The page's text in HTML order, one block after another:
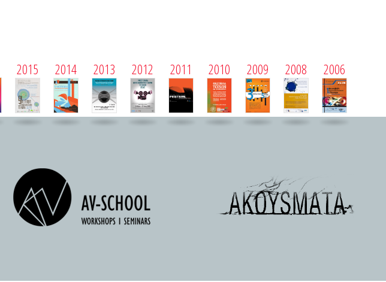
2015 2014 2013 2012 2011 2010 2009 2008 2006